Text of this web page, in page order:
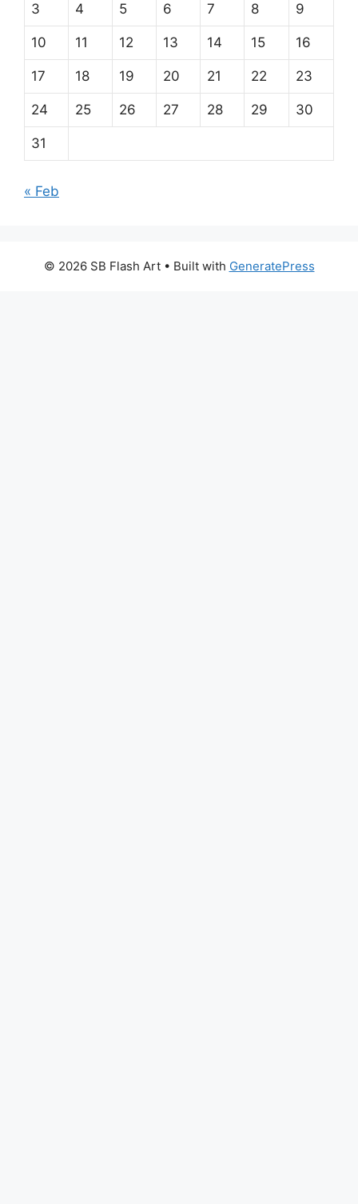
3 4 5 6 7 8 9
10 11 12 13 14 15 16
17 18 19 20 21 22 23
24 25 26 27 28 29 30
31
« Feb
© 2026 SB Flash Art• Built with GeneratePress